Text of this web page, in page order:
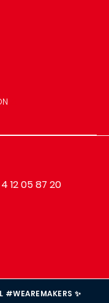
12 05 87 20
#WEAREMAKERS ✨